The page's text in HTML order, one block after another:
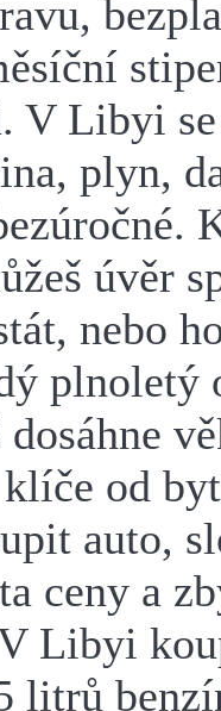
V Libyi
plyn,
úvěr
nebo
plnoletý
od
auto,
ceny a
Libyi
litrů